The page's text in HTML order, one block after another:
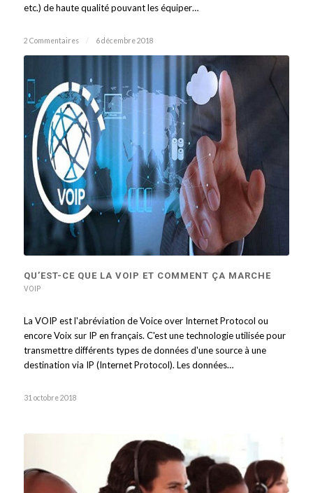
etc.) de haute qualité pouvant les équiper…
2 Commentaires / 6 décembre 2018
QU’EST-CE QUE LA VOIP ET COMMENT ÇA MARCHE
VOIP
La VOIP est l'abréviation de Voice over Internet Protocol ou
encore Voix sur IP en français. C'est une technologie utilisée pour
transmettre différents types de données d'une source à une
destination via IP (Internet Protocol). Les données…
31 octobre 2018